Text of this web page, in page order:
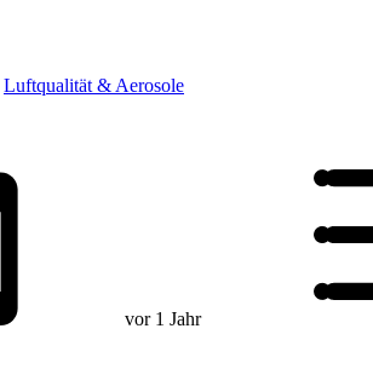
Luftqualität & Aerosole
vor 1 Jahr